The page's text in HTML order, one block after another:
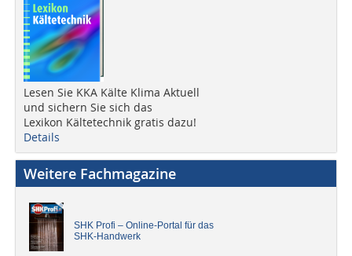
Lesen Sie KKA Kälte Klima Aktuell
und sichern Sie sich das
Lexikon Kältetechnik gratis dazu!
Details
Weitere Fachmagazine
SHK Profi – Online-Portal für das
SHK-Handwerk